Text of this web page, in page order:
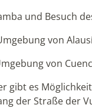
und Besuch
von
von
gibt es
der Straße der